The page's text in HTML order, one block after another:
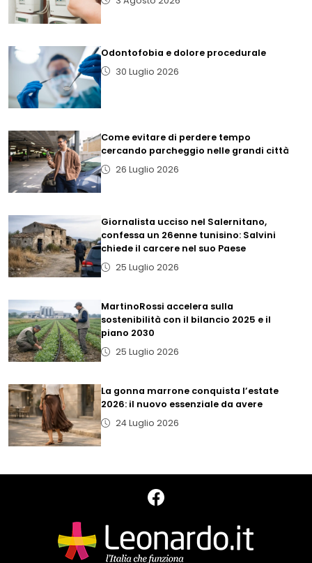
Odontofobia e dolore procedurale
30 Luglio 2026
Come evitare di perdere tempo
cercando parcheggio nelle grandi città
26 Luglio 2026
Giornalista ucciso nel Salernitano,
confessa un 26enne tunisino: Salvini
chiede il carcere nel suo Paese
25 Luglio 2026
MartinoRossi accelera sulla
sostenibilità con il bilancio 2025 e il
piano 2030
25 Luglio 2026
La gonna marrone conquista l’estate
2026: il nuovo essenziale da avere
24 Luglio 2026